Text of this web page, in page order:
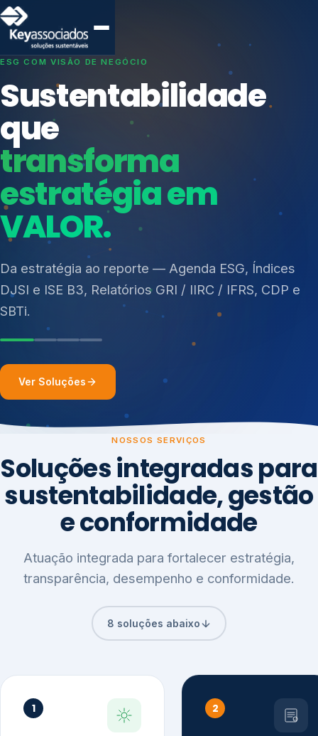
SISTEMAS DE GESTÃO OTIMIZADOS E INTEGRADOS
Conformidade que
protege seu
negócio.
Consultoria, auditoria e treinamentos em ISO 27001,
ISO 27701, ISO 42001, ISO 37001, ISO 9001, ISO
14001, ISO 45001, ONA e PNQ — Gestão de
resíduos sólidos (PGRS/PMGRS).
Índices de Mercado
Mudanças Climáticas
Reputação e Cadeia
Reporte Regulatório
Ver Soluções
NOSSOS SERVIÇOS
Soluções integradas para
sustentabilidade, gestão
e conformidade
Atuação integrada para fortalecer estratégia,
transparência, desempenho e conformidade.
8 soluções abaixo
1 2